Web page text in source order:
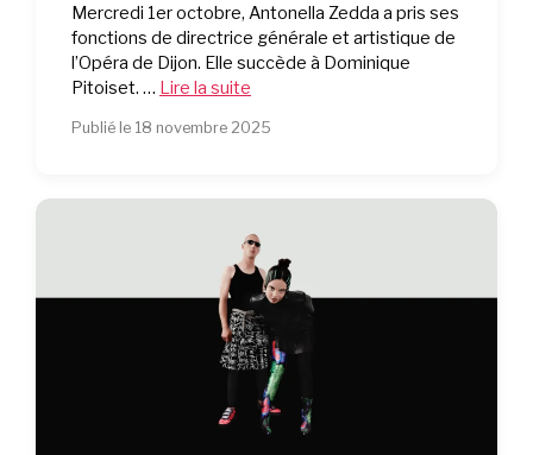
Mercredi 1er octobre, Antonella Zedda a pris ses
fonctions de directrice générale et artistique de
l’Opéra de Dijon. Elle succède à Dominique
Pitoiset. … Lire la suite
Publié le 18 novembre 2025